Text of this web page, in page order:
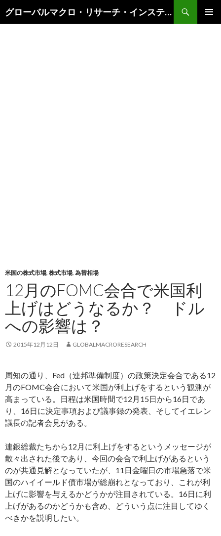
グローバルマクロ・リサーチ・インスティテュート
索
米国の株式市場, 株式市場, 為替相場
12月のFOMC会合で米国利
上げはどうなるか？ ドル
への影響は？
2015年12月12日 GLOBALMACRORESEARCH
周知の通り、Fed（連邦準備制度）の政策決定会合である12
月のFOMC会合において米国が利上げをするという観測が
高まっている。日程は米国時間で12月15日から16日であ
り、16日に決定事項および議事録の発表、そしてイエレン
議長の記者会見がある。
連銀総裁たちから12月に利上げをするというメッセージが
散々出された後であり、今回の会合で利上げがあるという
のが共通見解となっていたが、11日金曜日の市場急落で米
国のハイイールド債市場が総崩れとなっており、これが利
上げに影響を与えるかどうかが注目されている。16日に利
上げがあるのかどうかも含め、どういう点に注目してゆく
べきかを説明したい。